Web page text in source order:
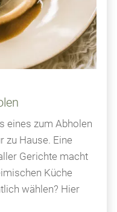
eines zum Abholen
zu Hause. Eine
Gerichte macht
Küche
wählen? Hier